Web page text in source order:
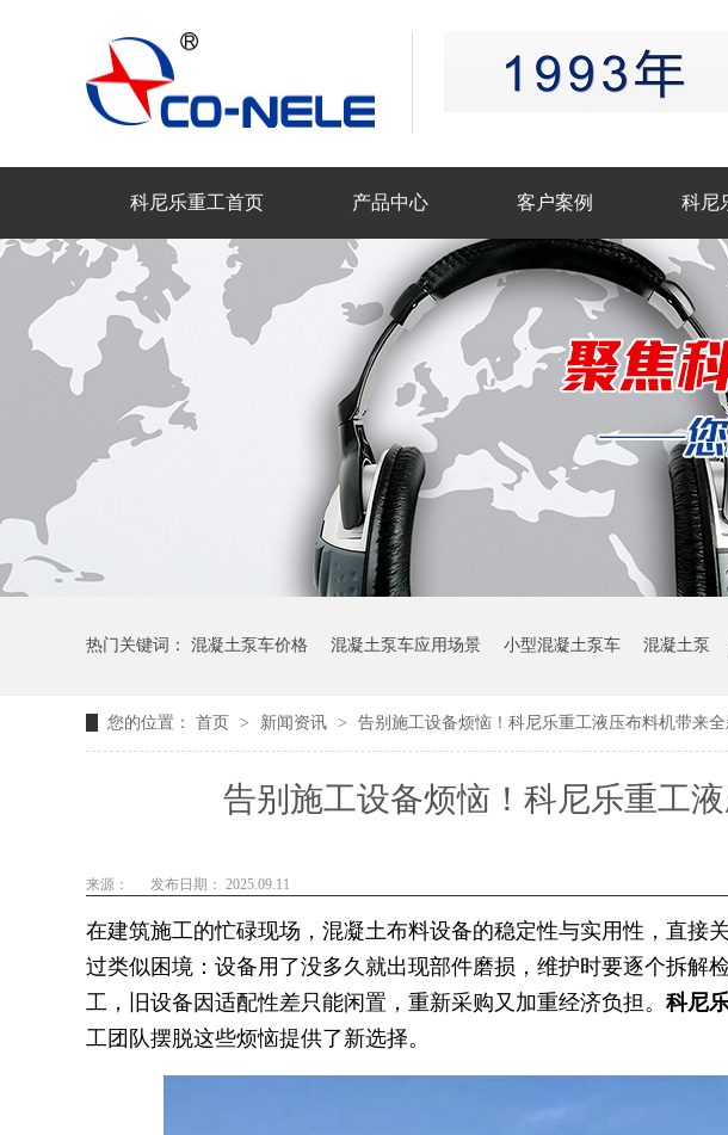
科尼乐重工首页 产品中心 客户案例 科尼
联系科尼乐重工
热门关键词： 混凝土泵车价格 混凝土泵车应用场景 小型混凝土泵车 混凝土泵
您的位置： 首页 > 新闻资讯 > 告别施工设备烦恼！科尼乐重工液压布料机带来
告别施工设备烦恼！科尼乐重工
来源： 发布日期： 2025.09.11
在建筑施工的忙碌现场，混凝土布料设备的稳定性与实用性，直接
过类似困境：设备用了没多久就出现部件磨损，维护时要逐个拆解
工，旧设备因适配性差只能闲置，重新采购又加重经济负担。 科尼
工团队摆脱这些烦恼提供了新选择。